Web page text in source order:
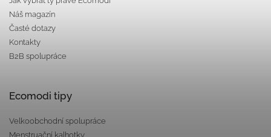
Náš magazín
Časté dotazy
Kontakty
B2B spolupráce
Ecomodi tipy
Velkoobchodní spolupráce
Menstruační kalhotky